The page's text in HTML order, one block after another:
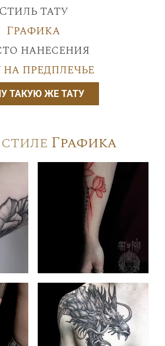
Стиль тату
Графика
нанесения
на предплечье
ТАКУЮ ЖЕ ТАТУ
Графика